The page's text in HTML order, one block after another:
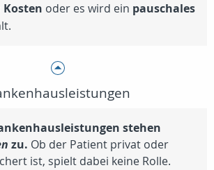
oder es wird ein pauschales
stehen
zu. Ob der Patient privat oder
ist, spielt dabei keine Rolle.